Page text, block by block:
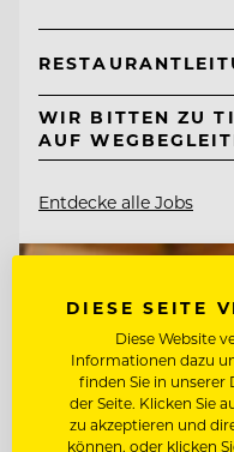
WIR BITTEN ZU
AUF
Entdecke alle Jobs
DIESE SEITE
Diese Website
Informationen dazu
finden Sie in
der Seite. Klicken Sie
zu akzeptieren und
können, oder klicken